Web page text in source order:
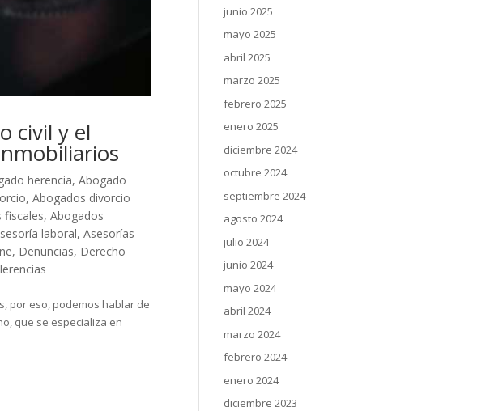
civil y el
herencia,Abogado
,Abogados divorcio
fiscales,Abogados
laboral,Asesorías
, Denuncias, Derecho
por eso, podemos hablar de
que se especializa en
junio 2025
mayo 2025
abril 2025
marzo 2025
febrero 2025
enero 2025
diciembre 2024
octubre 2024
septiembre 2024
agosto 2024
julio 2024
junio 2024
mayo 2024
abril 2024
marzo 2024
febrero 2024
enero 2024
diciembre 2023